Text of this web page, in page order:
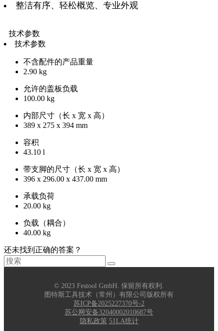
整洁有序、轻松概览、专业外观
技术参数
技术参数
不含配件的产品重量
2.90 kg
允许的盖板负载
100.00 kg
内部尺寸（长 x 宽 x 高）
389 x 275 x 394 mm
容积
43.10 l
带支脚的尺寸（长 x 宽 x 高）
396 x 296.00 x 437.00 mm
承载负荷
20.00 kg
负载（耦合）
40.00 kg
还未找到正确的答案？
© 2023 Festool GmbH. 保留所有权利.
图特斯工具技术（常州）有限公司版权所有
苏ICP备2025227370号-2
苏公网安备32040002010687号
隐私政策 51LA统计